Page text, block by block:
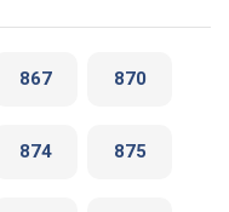
867 870
874 875